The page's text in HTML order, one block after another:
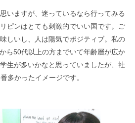
いますが、迷っているなら行ってみる
ピンはとても刺激的でいい国です。ご
しいし、人は陽気でポジティブ。私の
ら50代以上の方までいて年齢層が広か
生が多いかなと思っていましたが、社
多かったイメージです。